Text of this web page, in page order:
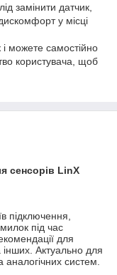
замінити датчик,
у місці
можете самостійно
користувача, щоб
сенсорів LinX
підключення,
під час
для
інших. Актуально для
аналогічних систем.